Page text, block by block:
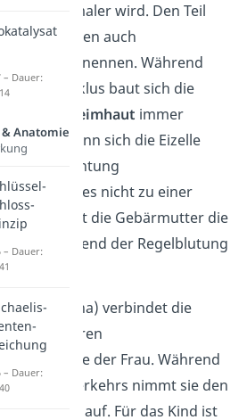
schmaler wird. Den Teil
du deswegen auch
nennen. Während
Zyklus baut sich die
immer
Hier kann sich die Eizelle
einer Befruchtung
Kommt es nicht zu einer
stößt die Gebärmutter die
während der Regelblutung
(Vagina) verbindet die
und inneren
der Frau. Während
nimmt sie den
des Mannes auf. Für das Kind ist
– Dauer:
Anatomie
– Dauer:
– Dauer: